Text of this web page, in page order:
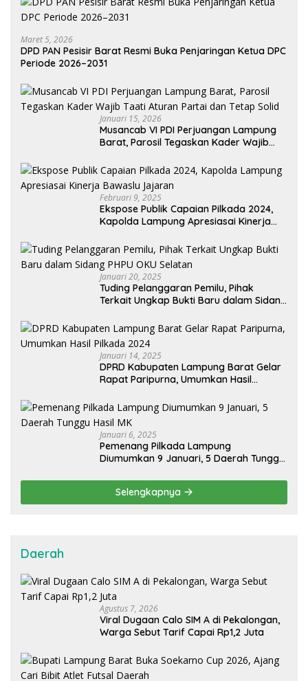
Maret 5, 2026
DPD PAN Pesisir Barat Resmi Buka Penjaringan Ketua DPC
Periode 2026–2031
Januari 15, 2026
Musancab VI PDI Perjuangan Lampung
Barat, Parosil Tegaskan Kader Wajib
Februari 9, 2025
Ekspose Publik Capaian Pilkada 2024,
Kapolda Lampung Apresiasai Kinerja
Januari 20, 2025
Tuding Pelanggaran Pemilu, Pihak
Terkait Ungkap Bukti Baru dalam Sidang
Januari 14, 2025
DPRD Kabupaten Lampung Barat Gelar
Rapat Paripurna, Umumkan Hasil
Januari 6, 2025
Pemenang Pilkada Lampung
Diumumkan 9 Januari, 5 Daerah Tunggu
Selengkapnya
Daerah
Agustus 7, 2026
Viral Dugaan Calo SIM A di Pekalongan,
Warga Sebut Tarif Capai Rp1,2 Juta